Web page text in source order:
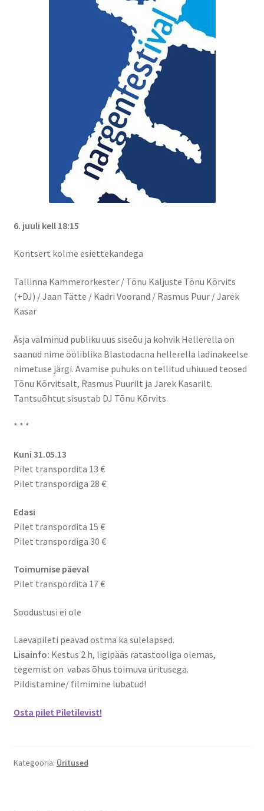
6. juuli kell 18:15
Kontsert kolme esiettekandega
Tallinna Kammerorkester / Tõnu Kaljuste Tõnu Kõrvits
(+DJ) / Jaan Tätte / Kadri Voorand / Rasmus Puur / Jarek
Kasar
Äsja valminud publiku uus siseõu ja kohvik Hellerella on
saanud nime ööliblika Blastodacna hellerella ladinakeelse
nimetuse järgi. Avamise puhuks on tellitud uhiuued teosed
Tõnu Kõrvitsalt, Rasmus Puurilt ja Jarek Kasarilt.
Tantsuõhtut sisustab DJ Tõnu Kõrvits.
* * *
Kuni 31.05.13
Pilet transpordita 13 €
Pilet transpordiga 28 €
Edasi
Pilet transpordita 15 €
Pilet transpordiga 30 €
Toimumise päeval
Pilet transpordita 17 €
Soodustusi ei ole
Laevapileti peavad ostma ka sülelapsed.
Lisainfo: Kestus 2 h, ligipääs ratastooliga olemas,
tegemist on vabas õhus toimuva üritusega.
Pildistamine/ filmimine lubatud!
Osta pilet Piletilevist!
Kategooria: Üritused